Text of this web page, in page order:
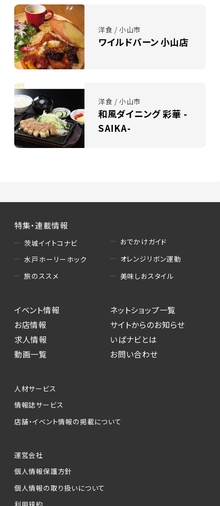
洋食 / 小山市
ワイルドバーン 小山店
洋食 / 小山市
和風ダイニング 彩華 -
SAIKA-
特集・連載情報
茨城イイトコナビ
水戸ホーリーホック
旅のススメ
おでかけガイド
オレンジリボン運動
美味しおスタイル
イベント情報
お店情報
求人情報
動画一覧
ネットショップ一覧
サイトからのお知らせ
いばナビとは
お問い合わせ
人材サービス
情報誌サービス
店舗・イベント情報の掲載について
運営会社
個人情報保護方針
個人情報の取り扱いについて